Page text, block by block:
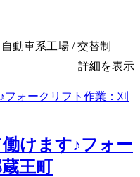
動車系工場 / 交替制
詳細を表示
けます♪フォー
王町